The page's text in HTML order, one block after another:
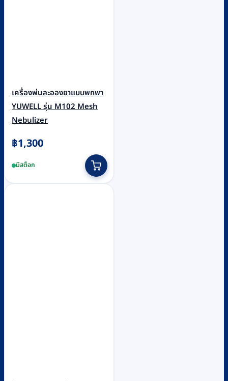
เครื่องพ่นละอองยาแบบพกพา
YUWELL รุ่น M102 Mesh
Nebulizer
฿1,300
มีสต็อก